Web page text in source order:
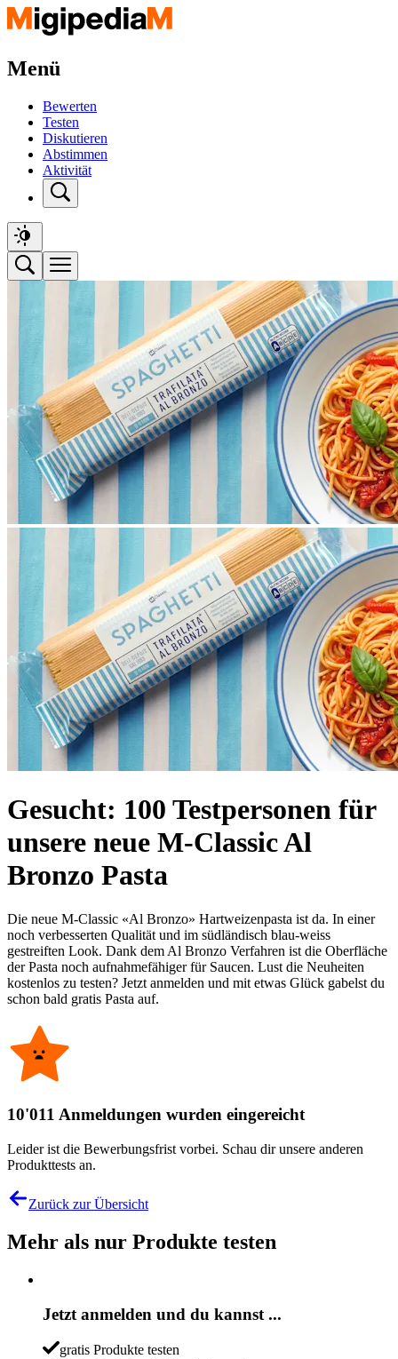
Menü
Bewerten
Testen
Diskutieren
Abstimmen
Aktivität
Gesucht: 100 Testpersonen für
unsere neue M-Classic Al
Bronzo Pasta
Die neue M-Classic «Al Bronzo» Hartweizenpasta ist da. In einer
noch verbesserten Qualität und im südländisch blau-weiss
gestreiften Look. Dank dem Al Bronzo Verfahren ist die Oberfläche
der Pasta noch aufnahmefähiger für Saucen. Lust die Neuheiten
kostenlos zu testen? Jetzt anmelden und mit etwas Glück gabelst du
schon bald gratis Pasta auf.
10'011 Anmeldungen wurden eingereicht
Leider ist die Bewerbungsfrist vorbei. Schau dir unsere anderen
Produkttests an.
Zurück zur Übersicht
Mehr als nur Produkte testen
Jetzt anmelden und du kannst ...
gratis Produkte testen